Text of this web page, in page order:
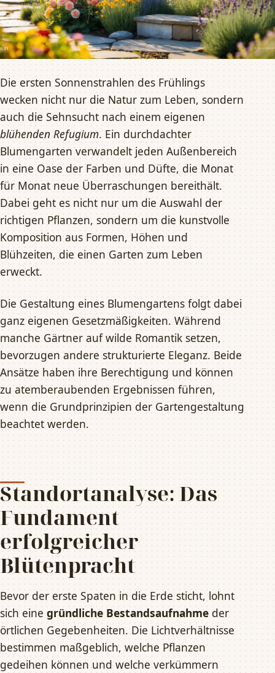
Die ersten Sonnenstrahlen des Frühlings
wecken nicht nur die Natur zum Leben, sondern
auch die Sehnsucht nach einem eigenen
blühenden Refugium. Ein durchdachter
Blumengarten verwandelt jeden Außenbereich
in eine Oase der Farben und Düfte, die Monat
für Monat neue Überraschungen bereithält.
Dabei geht es nicht nur um die Auswahl der
richtigen Pflanzen, sondern um die kunstvolle
Komposition aus Formen, Höhen und
Blühzeiten, die einen Garten zum Leben
erweckt.
Die Gestaltung eines Blumengartens folgt dabei
ganz eigenen Gesetzmäßigkeiten. Während
manche Gärtner auf wilde Romantik setzen,
bevorzugen andere strukturierte Eleganz. Beide
Ansätze haben ihre Berechtigung und können
zu atemberaubenden Ergebnissen führen,
wenn die Grundprinzipien der Gartengestaltung
beachtet werden.
Standortanalyse: Das
Fundament
erfolgreicher
Blütenpracht
Bevor der erste Spaten in die Erde sticht, lohnt
sich eine gründliche Bestandsaufnahme der
örtlichen Gegebenheiten. Die Lichtverhältnisse
bestimmen maßgeblich, welche Pflanzen
gedeihen können und welche verkümmern